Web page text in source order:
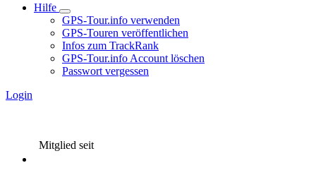
Hilfe
GPS-Tour.info verwenden
GPS-Touren veröffentlichen
Infos zum TrackRank
GPS-Tour.info Account löschen
Passwort vergessen
Login
Mitglied seit